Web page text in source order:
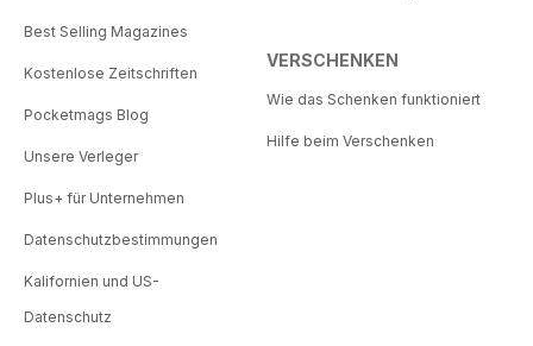
Best Selling Magazines
Kostenlose Zeitschriften
Pocketmags Blog
Unsere Verleger
Plus+ für Unternehmen
Datenschutzbestimmungen
Kalifornien und US-
Datenschutz
VERSCHENKEN
Wie das Schenken funktioniert
Hilfe beim Verschenken